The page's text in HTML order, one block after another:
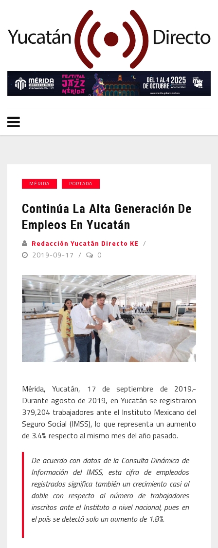
MÉRIDA PORTADA
Continúa La Alta Generación De
Empleos En Yucatán
Redacción Yucatán Directo KE
2019-09-17
0
Mérida, Yucatán, 17 de septiembre de 2019.-
Durante agosto de 2019, en Yucatán se registraron
379,204 trabajadores ante el Instituto Mexicano del
Seguro Social (IMSS), lo que representa un aumento
de 3.4% respecto al mismo mes del año pasado.
De acuerdo con datos de la Consulta Dinámica de
Información del IMSS, esta cifra de empleados
registrados significa también un crecimiento casi al
doble con respecto al número de trabajadores
inscritos ante el Instituto a nivel nacional, pues en
el país se detectó solo un aumento de 1.8%.